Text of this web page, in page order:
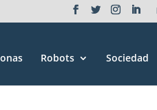
Robots Sociedad